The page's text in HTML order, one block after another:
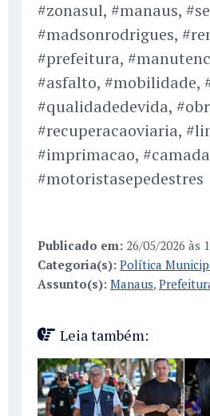
#zonasul, #manaus,
#madsonrodrigues,
#prefeitura,
#asfalto, #mobilidade,
#qualidadedevida,
#recuperacaoviaria,
#imprimacao,
#motoristasepedestres
Publicado em: 26/05/2026 às
Categoria(s): Política
Assunto(s): Manaus,
Leia também: